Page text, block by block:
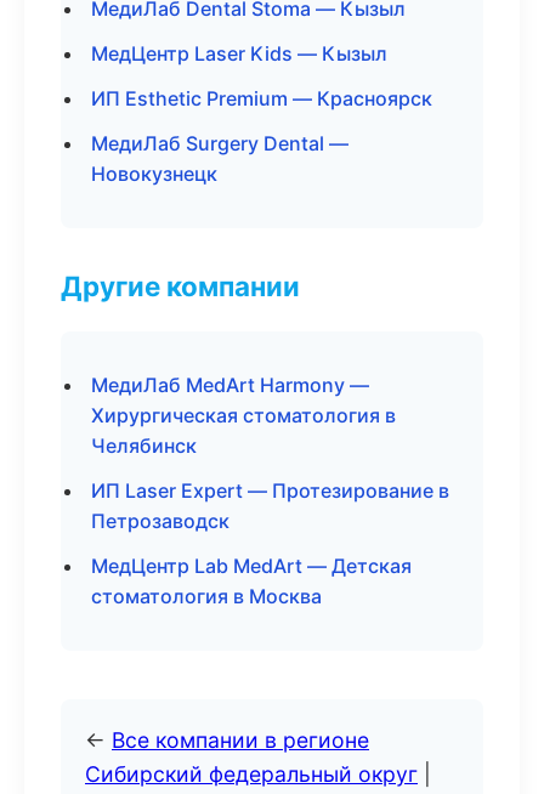
МедиЛаб Dental Stoma — Кызыл
МедЦентр Laser Kids — Кызыл
ИП Esthetic Premium — Красноярск
МедиЛаб Surgery Dental —
Новокузнецк
Другие компании
МедиЛаб MedArt Harmony —
Хирургическая стоматология в
Челябинск
ИП Laser Expert — Протезирование в
Петрозаводск
МедЦентр Lab MedArt — Детская
стоматология в Москва
← Все компании в регионе
Сибирский федеральный округ